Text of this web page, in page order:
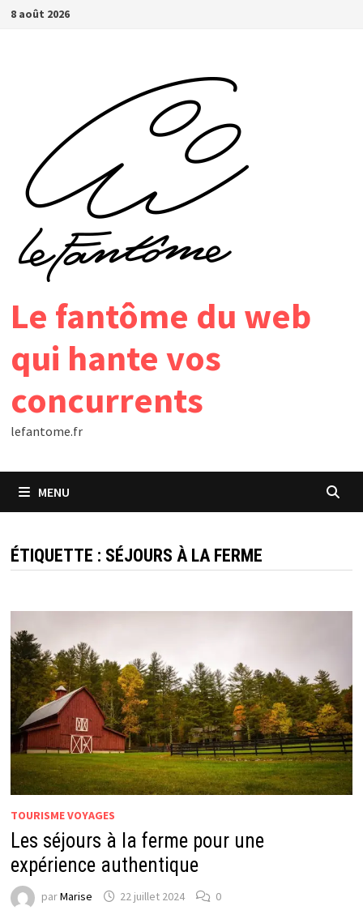
Passer
8 août 2026
Le fantôme du web
qui hante vos
concurrents
lefantome.fr
MENU
ÉTIQUETTE : SÉJOURS À LA FERME
TOURISME VOYAGES
Les séjours à la ferme pour une
expérience authentique
parMarise 22 juillet 2024 0